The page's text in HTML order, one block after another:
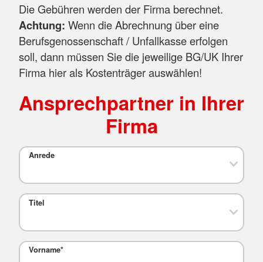
Die Gebühren werden der Firma berechnet.
Achtung: Wenn die Abrechnung über eine
Berufsgenossenschaft / Unfallkasse erfolgen
soll, dann müssen Sie die jeweilige BG/UK Ihrer
Firma hier als Kostenträger auswählen!
Ansprechpartner in Ihrer
Firma
Anrede
Titel
Vorname*